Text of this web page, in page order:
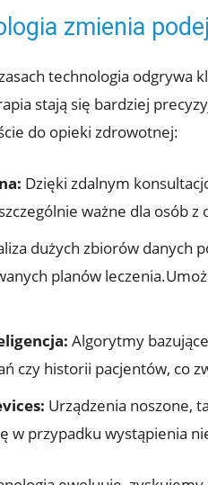
zmienia
technologia
stają się bardziej
do opieki zdrowotnej:
Dzięki zdalnym
ważne dla osób
dużych zbiorów danych
planów
Algorytmy
czy historii pacjentów, co
Urządzenia noszone,
w przypadku wystąpienia